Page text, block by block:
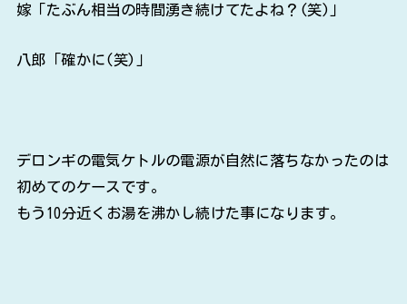
嫁「たぶん相当の時間湧き続けてたよね？(笑)」
八郎「確かに(笑)」
デロンギの電気ケトルの電源が自然に落ちなかったのは
初めてのケースです。
もう10分近くお湯を沸かし続けた事になります。